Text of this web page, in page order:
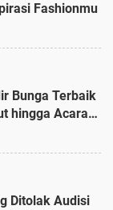
Fashionmu
Bunga Terbaik
hingga Acara
Ditolak Audisi